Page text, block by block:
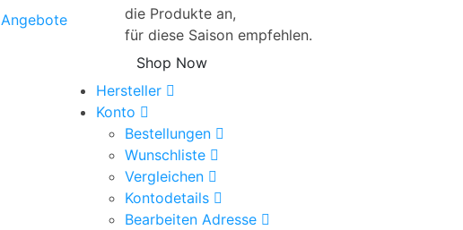
Angebote
die Produkte an,
für diese Saison empfehlen.
Shop Now
Hersteller
Konto
Bestellungen
Wunschliste
Vergleichen
Kontodetails
Bearbeiten Adresse